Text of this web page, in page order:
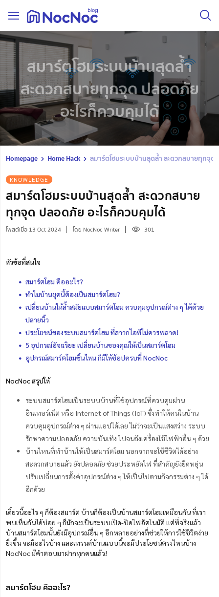
สมาร์ตโฮมระบบบ้านสุดล้ำ
สะดวกสบายทุกจุด ปลอดภัย
อะไรก็ควบคุมได้
Homepage Home Hack สมาร์ตโฮมระบบบ้านสุดล้ำ สะดวกสบายทุกจุด
KNOWLEDGE
สมาร์ตโฮมระบบบ้านสุดล้ำ สะดวกสบาย
ทุกจุด ปลอดภัย อะไรก็ควบคุมได้
โพสต์เมื่อ 13 Oct 2024 โดย NocNoc Writer 301
หัวข้อที่สนใจ
สมาร์ตโฮม คืออะไร?
ทำไมบ้านยุคนี้ต้องเป็นสมาร์ตโฮม?
เปลี่ยนบ้านให้ล้ำสมัยแบบสมาร์ตโฮม ควบคุมอุปกรณ์ต่าง ๆ ได้ด้วย
ปลายนิ้ว
ประโยชน์ของระบบสมาร์ตโฮม ที่สาวกไอทีไม่ควรพลาด!
5 อุปกรณ์อัจฉริยะ เปลี่ยนบ้านของคุณให้เป็นสมาร์ตโฮม
อุปกรณ์สมาร์ตโฮมชิ้นไหน ก็มีให้ช้อปครบที่ NocNoc
NocNoc สรุปให้
ระบบสมาร์ตโฮมเป็นระบบบ้านที่ใช้อุปกรณ์ที่ควบคุมผ่าน
อินเทอร์เน็ต หรือ Internet of Things (IoT) ซึ่งทำให้คนในบ้าน
ควบคุมอุปกรณ์ต่าง ๆ ผ่านแอปได้เลย ไม่ว่าจะเป็นแสงสว่าง ระบบ
รักษาความปลอดภัย ความบันเทิง ไปจนถึงเครื่องใช้ไฟฟ้าอื่น ๆ ด้วย
บ้านไหนที่ทำบ้านให้เป็นสมาร์ตโฮม นอกจากจะใช้ชีวิตได้อย่าง
สะดวกสบายแล้ว ยังปลอดภัย ช่วยประหยัดไฟ ที่สำคัญยังยืดหยุ่น
ปรับเปลี่ยนการตั้งค่าอุปกรณ์ต่าง ๆ ให้เป็นไปตามกิจกรรมต่าง ๆ ได้
อีกด้วย
เดี๋ยวนี้อะไร ๆ ก็ต้องสมาร์ต บ้านก็ต้องเป็นบ้านสมาร์ตโฮมเหมือนกัน ที่เรา
พบเห็นกันได้บ่อย ๆ ก็มักจะเป็นระบบเปิด-ปิดไฟอัตโนมัติ แต่ที่จริงแล้ว
บ้านสมาร์ตโฮมนั้นยังมีอุปกรณ์อื่น ๆ อีกหลายอย่างที่ช่วยให้การใช้ชีวิตง่าย
ยิ่งขึ้น จะมีอะไรบ้าง และเทรนด์บ้านแบบนี้จะมีประโยชน์ตรงไหนบ้าง
NocNoc มีคำตอบมาฝากทุกคนแล้ว!
สมาร์ตโฮม คืออะไร?